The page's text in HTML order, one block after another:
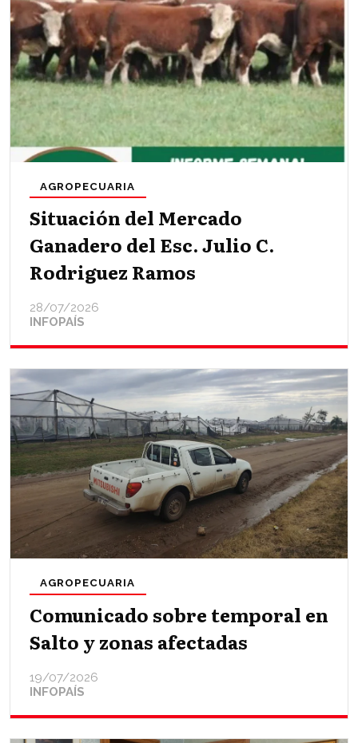
Situación del Mercado
Ganadero del Esc. Julio C.
Rodriguez Ramos
INFOPAÍS
AGROPECUARIA
28/07/2026
Comunicado sobre temporal en
Salto y zonas afectadas
INFOPAÍS
AGROPECUARIA
19/07/2026